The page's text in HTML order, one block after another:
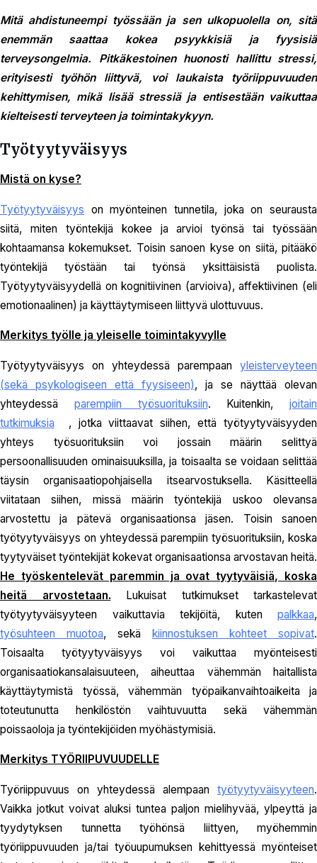
Mitä ahdistuneempi työssään ja sen ulkopuolella on, sitä
enemmän saattaa kokea psyykkisiä ja fyysisiä
terveysongelmia. Pitkäkestoinen huonosti hallittu stressi,
erityisesti työhön liittyvä, voi laukaista työriippuvuuden
kehittymisen, mikä lisää stressiä ja entisestään vaikuttaa
kielteisesti terveyteen ja toimintakykyyn.
Työtyytyväisyys
Mistä on kyse?
Työtyytyväisyys on myönteinen tunnetila, joka on seurausta
siitä, miten työntekijä kokee ja arvioi työnsä tai työssään
kohtaamansa kokemukset. Toisin sanoen kyse on siitä, pitääkö
työntekijä työstään tai työnsä yksittäisistä puolista.
Työtyytyväisyydellä on kognitiivinen (arvioiva), affektiivinen (eli
emotionaalinen) ja käyttäytymiseen liittyvä ulottuvuus.
Merkitys työlle ja yleiselle toimintakyvylle
Työtyytyväisyys on yhteydessä parempaan yleisterveyteen
(sekä psykologiseen että fyysiseen), ja se näyttää olevan
yhteydessä parempiin työsuorituksiin. Kuitenkin, joitain
tutkimuksia , jotka viittaavat siihen, että työtyytyväisyyden
yhteys työsuorituksiin voi jossain määrin selittyä
persoonallisuuden ominaisuuksilla, ja toisaalta se voidaan selittää
täysin organisaatiopohjaisella itsearvostuksella. Käsitteellä
viitataan siihen, missä määrin työntekijä uskoo olevansa
arvostettu ja pätevä organisaationsa jäsen. Toisin sanoen
työtyytyväisyys on yhteydessä parempiin työsuorituksiin, koska
tyytyväiset työntekijät kokevat organisaationsa arvostavan heitä.
He työskentelevät paremmin ja ovat tyytyväisiä, koska
heitä arvostetaan. Lukuisat tutkimukset tarkastelevat
työtyytyväisyyteen vaikuttavia tekijöitä, kuten palkkaa,
työsuhteen muotoa, sekä kiinnostuksen kohteet sopivat.
Toisaalta työtyytyväisyys voi vaikuttaa myönteisesti
organisaatiokansalaisuuteen, aiheuttaa vähemmän haitallista
käyttäytymistä työssä, vähemmän työpaikanvaihtoaikeita ja
toteutunutta henkilöstön vaihtuvuutta sekä vähemmän
poissaoloja ja työntekijöiden myöhästymisiä.
Merkitys TYÖRIIPUVUUDELLE
Työriippuvuus on yhteydessä alempaan työtyytyväisyyteen.
Vaikka jotkut voivat aluksi tuntea paljon mielihyvää, ylpeyttä ja
tyydytyksen tunnetta työhönsä liittyen, myöhemmin
työriippuvuuden ja/tai työuupumuksen kehittyessä myönteiset